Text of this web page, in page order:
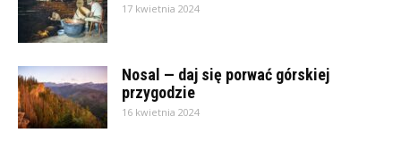
17 kwietnia 2024
Nosal — daj się porwać górskiej
przygodzie
16 kwietnia 2024